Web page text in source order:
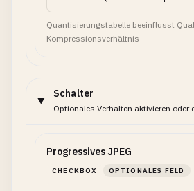
Quantisierungstabelle beeinflusst
Kompressionsverhältnis
Schalter
Optionales Verhalten aktivieren oder
Progressives JPEG
CHECKBOX OPTIONALES FELD